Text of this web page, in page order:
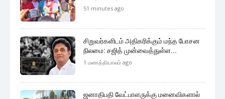
51 minutes ago
சிறுவர்களிடம் அதிகரிக்கும் மந்த போசன
நிலமை: சஜித் முன்வைத்துள்ள...
1 மணத்தியாலம் ago
ஜனாதிபதி வேட்பாளருக்கு மனைவிகளால்